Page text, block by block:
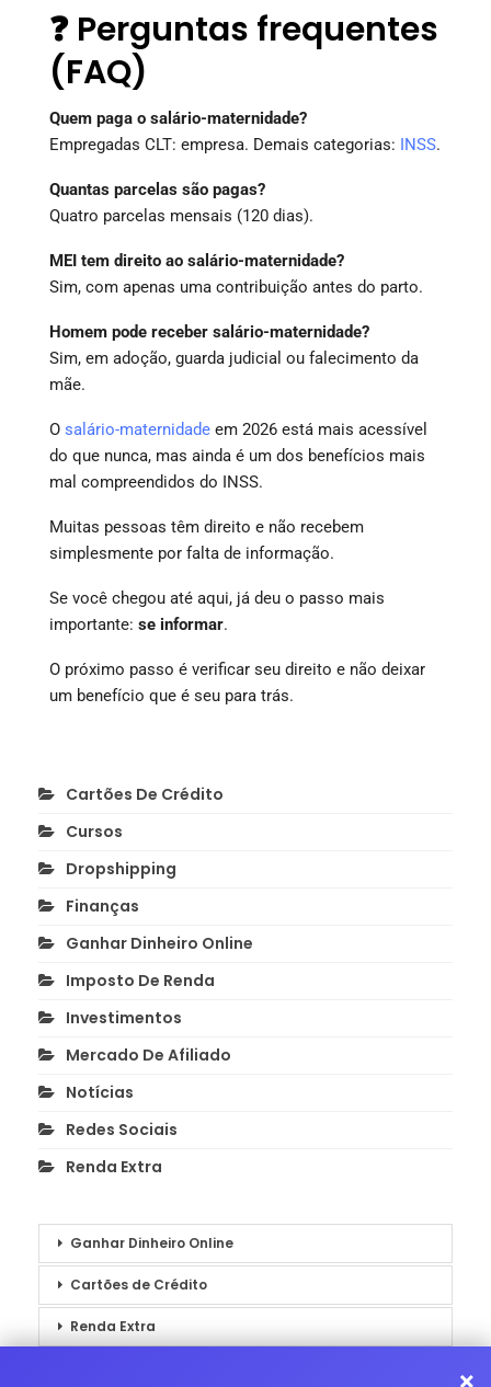
❓ Perguntas frequentes
(FAQ)
Quem paga o salário-maternidade?
Empregadas CLT: empresa. Demais categorias: INSS.
Quantas parcelas são pagas?
Quatro parcelas mensais (120 dias).
MEI tem direito ao salário-maternidade?
Sim, com apenas uma contribuição antes do parto.
Homem pode receber salário-maternidade?
Sim, em adoção, guarda judicial ou falecimento da
mãe.
O salário-maternidade em 2026 está mais acessível
do que nunca, mas ainda é um dos benefícios mais
mal compreendidos do INSS.
Muitas pessoas têm direito e não recebem
simplesmente por falta de informação.
Se você chegou até aqui, já deu o passo mais
importante: se informar.
O próximo passo é verificar seu direito e não deixar
um benefício que é seu para trás.
Cartões De Crédito
Cursos
Dropshipping
Finanças
Ganhar Dinheiro Online
Imposto De Renda
Investimentos
Mercado De Afiliado
Notícias
Redes Sociais
Renda Extra
Ganhar Dinheiro Online
Cartões de Crédito
Renda Extra